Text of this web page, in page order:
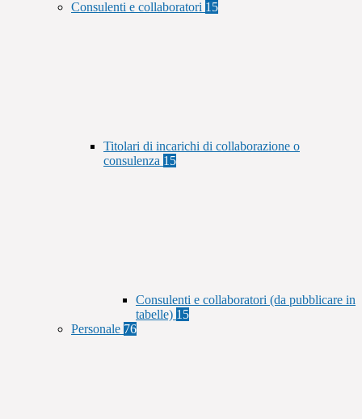
Consulenti e collaboratori 15
Titolari di incarichi di collaborazione o
consulenza 15
Consulenti e collaboratori (da pubblicare in
tabelle) 15
Personale 76